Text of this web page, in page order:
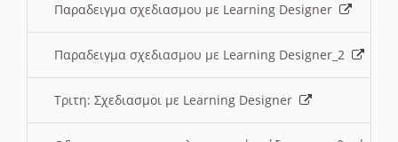
Παραδειγμα σχεδιασμου με Learning Designer
Παραδειγμα σχεδιασμου με Learning Designer_2
Τριτη: Σχεδιασμοι με Learning Designer